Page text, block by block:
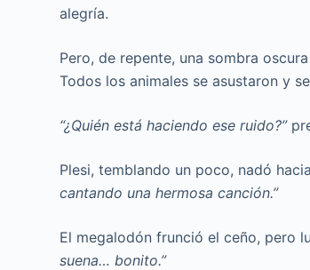
alegría.
Pero, de repente, una sombra
Todos los animales se asustaron y
“¿Quién está haciendo ese ruido?”
Plesi, temblando un poco, nadó
cantando una hermosa canción.”
El megalodón frunció el ceño, pero
suena… bonito.”